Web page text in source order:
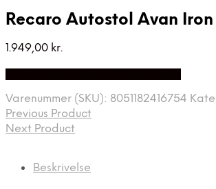
Recaro Autostol Avan Iron
1.949,00 kr.
Varenummer (SKU): 8051182416754
Previous Product
Next Product
Beskrivelse